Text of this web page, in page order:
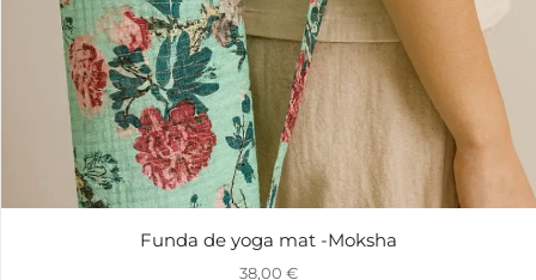
Funda de yoga mat -Moksha
38,00 €